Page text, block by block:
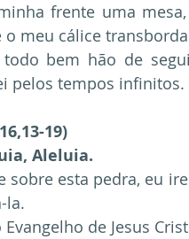
frente uma
o meu cálice
bem hão de
pelos tempos infinitos.
19)
Aleluia.
sobre esta pedra, eu
la.
de Jesus